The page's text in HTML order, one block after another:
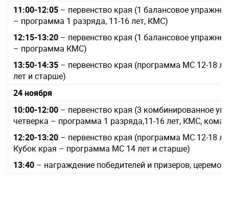
11:00-12:05 – первенство края (1 балансовое
– программа 1 разряда, 11-16 лет, КМС)
12:15-13:20 – первенство края (1 балансовое
– программа КМС)
13:50-14:35 – первенство края (программа МС 12-18
лет и старше)
24 ноября
10:00-12:00 – первенство края (3 комбинированное
четверка – программа 1 разряда,11-16 лет, КМС,
12:20-13:20 – первенство края (программа МС 12-18
Кубок края – программа МС 14 лет и старше)
13:40 – награждение победителей и призеров,